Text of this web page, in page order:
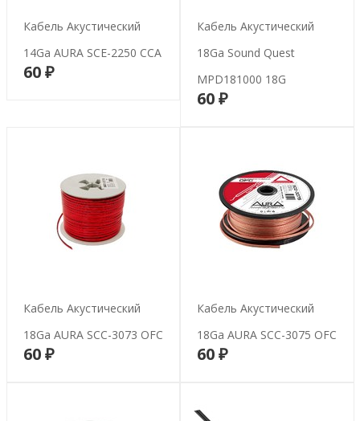
Кабель Акустический
14Ga AURA SCE-2250 CCA
60 ₽
Кабель Акустический
18Ga Sound Quest
MPD181000 18G
60 ₽
Кабель Акустический
18Ga AURA SCC-3073 OFC
60 ₽
Кабель Акустический
18Ga AURA SCC-3075 OFC
60 ₽